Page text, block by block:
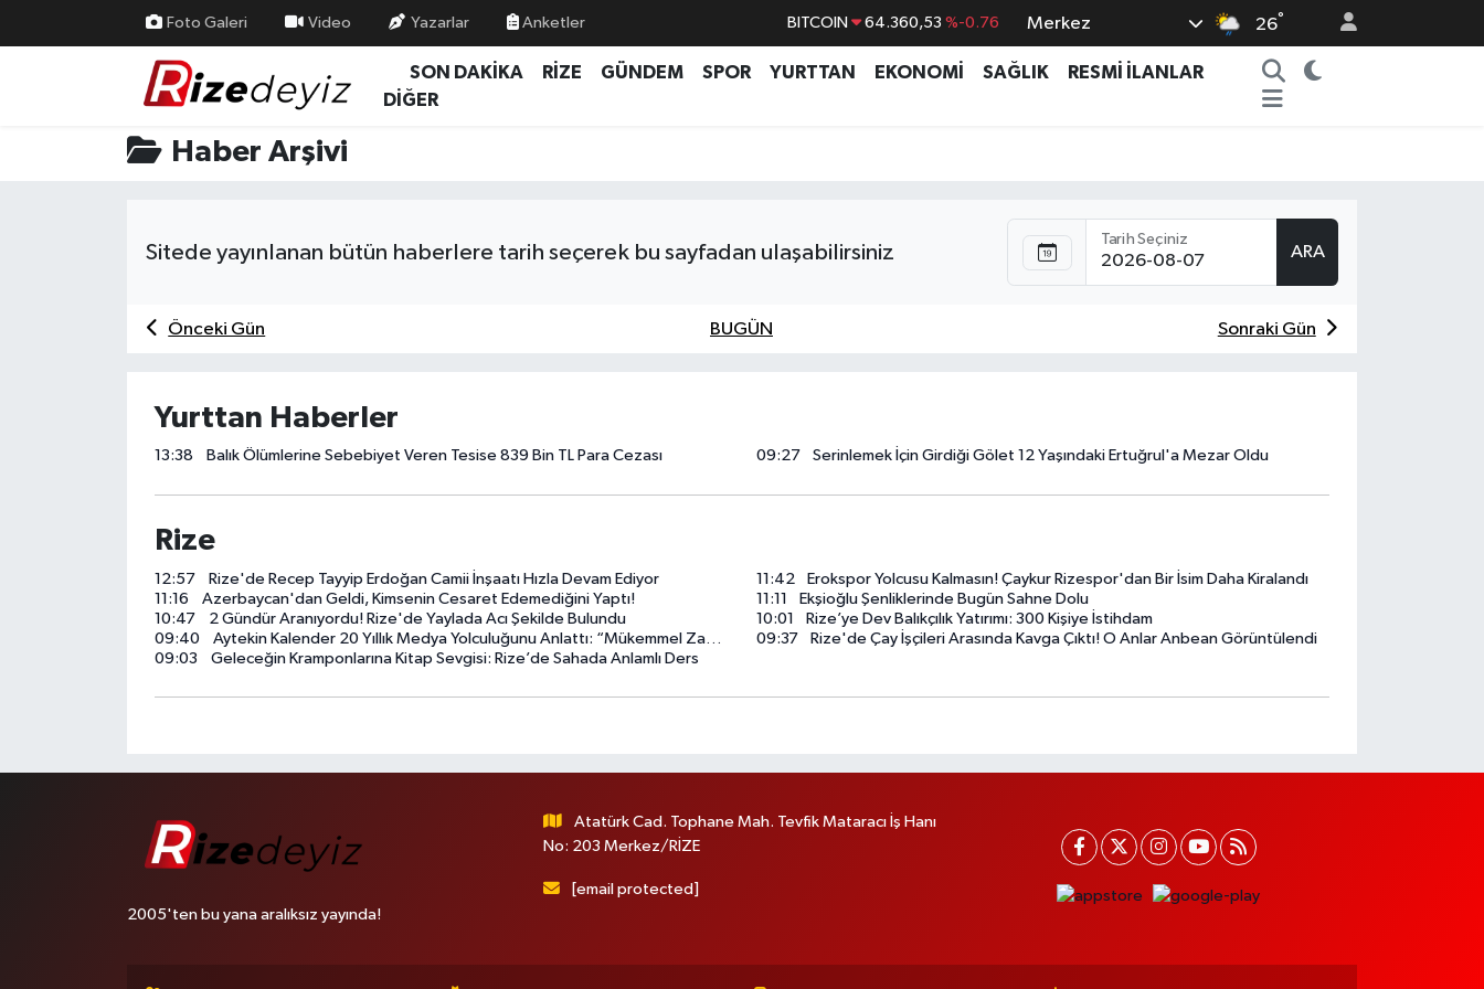
Foto Galeri Video Yazarlar Anketler BITCOIN 64.360,53 %-0.76
DOLAR 47,7069 %0.17
Merkez 26°
SON DAKİKA RİZE GÜNDEM SPOR YURTTAN EKONOMİ SAĞLIK
RESMİ İLANLAR
DİĞER
Haber Arşivi
Sitede yayınlanan bütün haberlere tarih seçerek bu sayfadan ulaşabilirsiniz
Tarih Seçiniz
ARA
Önceki Gün BUGÜN Sonraki Gün
Yurttan Haberler
13:38 Balık Ölümlerine Sebebiyet Veren Tesise 839 Bin TL Para Cezası 09:27 Serinlemek İçin Girdiği Gölet 12 Yaşındaki Ertuğrul'a Mezar Oldu
Rize
12:57 Rize'de Recep Tayyip Erdoğan Camii İnşaatı Hızla Devam Ediyor 11:42
Erokspor Yolcusu Kalmasın! Çaykur Rizespor'dan Bir İsim Daha Kiralandı
11:16
Azerbaycan'dan Geldi, Kimsenin Cesaret Edemediğini Yaptı! 11:11
Ekşioğlu Şenliklerinde Bugün Sahne Dolu
10:47
2 Gündür Aranıyordu! Rize'de Yaylada Acı Şekilde Bulundu 10:01
Rize’ye Dev Balıkçılık Yatırımı: 300 Kişiye İstihdam
09:40
Aytekin Kalender 20 Yıllık Medya Yolculuğunu Anlattı: “Mükemmel Zamanı Beklemeyin, Başlayın” 09:37
Rize'de Çay İşçileri Arasında Kavga Çıktı! O Anlar Anbean Görüntülendi
09:03
Geleceğin Kramponlarına Kitap Sevgisi: Rize’de Sahada Anlamlı Ders
2005'ten bu yana aralıksız yayında!
Atatürk Cad. Tophane Mah. Tevfik Mataracı İş Hanı
No: 203 Merkez/RİZE
[email protected]
Gündem
Rize Nöbetçi Eczaneler
Rize Hava Durumu
Süper Lig Puan Durumu ve Fikstür
Haber Arşivi